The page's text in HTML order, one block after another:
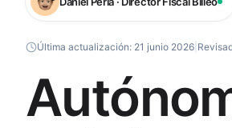
Última actualización: 21 junio 2026